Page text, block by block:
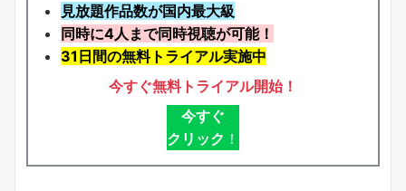
見放題作品数が国内最大級
同時に4人まで同時視聴が可能！
31日間の無料トライアル実施中
今すぐ無料トライアル開始！
今すぐ
クリック ！